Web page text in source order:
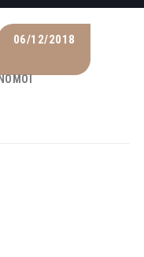
06/12/2018